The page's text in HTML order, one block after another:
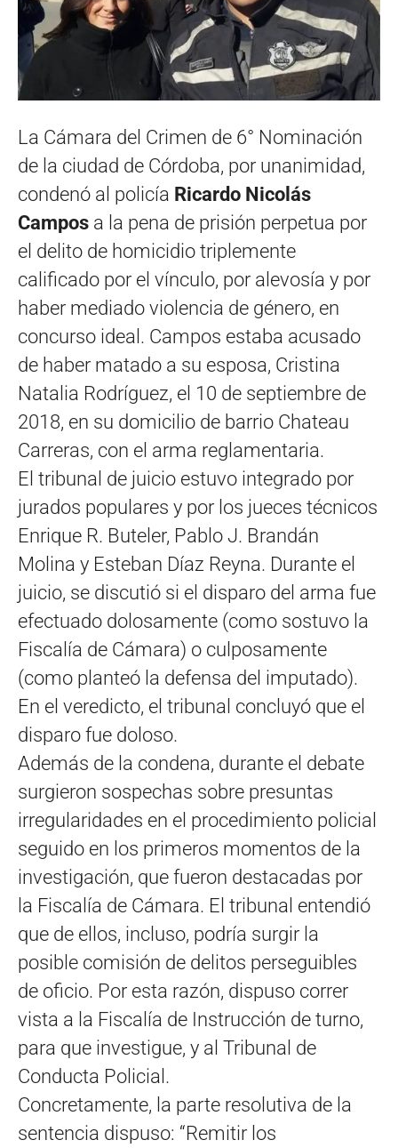
La Cámara del Crimen de 6° Nominación
de la ciudad de Córdoba, por unanimidad,
condenó al policía Ricardo Nicolás
Campos a la pena de prisión perpetua por
el delito de homicidio triplemente
calificado por el vínculo, por alevosía y por
haber mediado violencia de género, en
concurso ideal. Campos estaba acusado
de haber matado a su esposa, Cristina
Natalia Rodríguez, el 10 de septiembre de
2018, en su domicilio de barrio Chateau
Carreras, con el arma reglamentaria.
El tribunal de juicio estuvo integrado por
jurados populares y por los jueces técnicos
Enrique R. Buteler, Pablo J. Brandán
Molina y Esteban Díaz Reyna. Durante el
juicio, se discutió si el disparo del arma fue
efectuado dolosamente (como sostuvo la
Fiscalía de Cámara) o culposamente
(como planteó la defensa del imputado).
En el veredicto, el tribunal concluyó que el
disparo fue doloso.
Además de la condena, durante el debate
surgieron sospechas sobre presuntas
irregularidades en el procedimiento policial
seguido en los primeros momentos de la
investigación, que fueron destacadas por
la Fiscalía de Cámara. El tribunal entendió
que de ellos, incluso, podría surgir la
posible comisión de delitos perseguibles
de oficio. Por esta razón, dispuso correr
vista a la Fiscalía de Instrucción de turno,
para que investigue, y al Tribunal de
Conducta Policial.
Concretamente, la parte resolutiva de la
sentencia dispuso: “Remitir los